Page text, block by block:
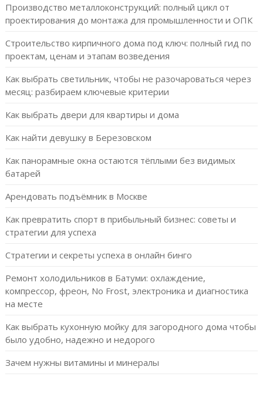
Производство металлоконструкций: полный цикл от
проектирования до монтажа для промышленности и ОПК
Строительство кирпичного дома под ключ: полный гид по
проектам, ценам и этапам возведения
Как выбрать светильник, чтобы не разочароваться через
месяц: разбираем ключевые критерии
Как выбрать двери для квартиры и дома
Как найти девушку в Березовском
Как панорамные окна остаются тёплыми без видимых
батарей
Арендовать подъёмник в Москве
Как превратить спорт в прибыльный бизнес: советы и
стратегии для успеха
Стратегии и секреты успеха в онлайн бинго
Ремонт холодильников в Батуми: охлаждение,
компрессор, фреон, No Frost, электроника и диагностика
на месте
Как выбрать кухонную мойку для загородного дома чтобы
было удобно, надежно и недорого
Зачем нужны витамины и минералы